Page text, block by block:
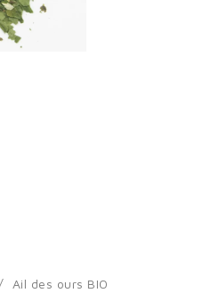
Ail des ours BIO